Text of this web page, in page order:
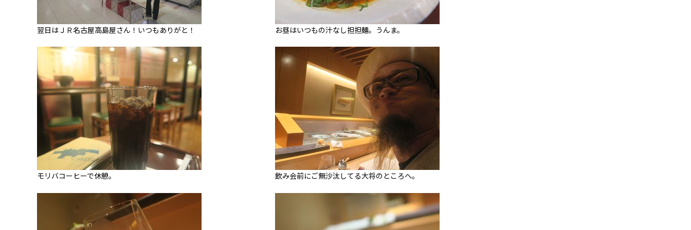
翌日はＪＲ名古屋高島屋さん！いつもありがと！ お昼はいつもの汁なし担担麺。うんま。
モリバコーヒーで休憩。 飲み会前にご無沙汰してる大将のところへ。